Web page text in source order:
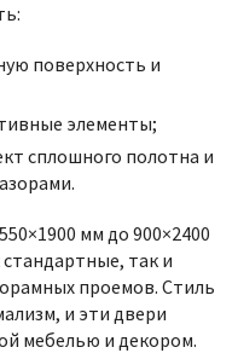
поверхность и
элементы;
сплошного полотна и
мм до 900×2400
так и
проемов. Стиль
и эти двери
мебелью и декором.